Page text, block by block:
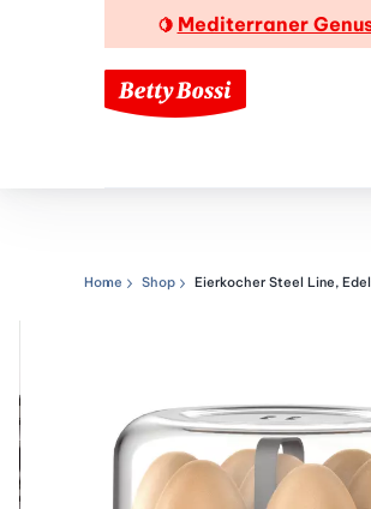
🍋 Mediterraner
Navigationspfad
Home Shop Eierkocher Steel Line,